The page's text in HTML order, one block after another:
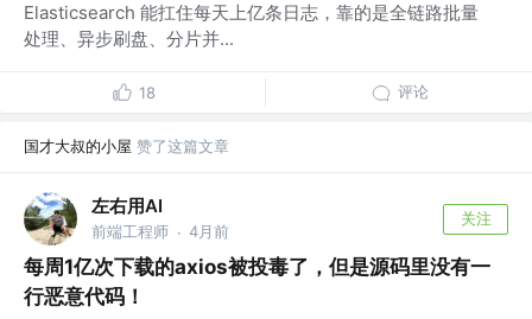
Elasticsearch 能扛住每天上亿条日志，靠的是全链路批量
处理、异步刷盘、分片并...
18 评论
国才大叔的小屋 赞了这篇文章
左右用AI
前端工程师 · 4月前
关注
每周1亿次下载的axios被投毒了，但是源码里没有一
行恶意代码！